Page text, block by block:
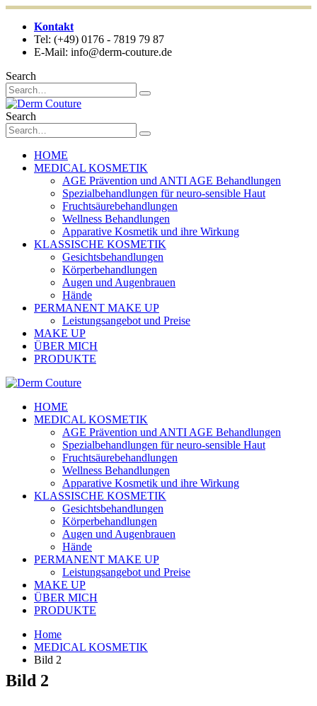
Kontakt
Tel: (+49) 0176 - 7819 79 87
E-Mail: info@derm-couture.de
Search
Search
HOME
MEDICAL KOSMETIK
AGE Prävention und ANTI AGE Behandlungen
Spezialbehandlungen für neuro-sensible Haut
Fruchtsäurebehandlungen
Wellness Behandlungen
Apparative Kosmetik und ihre Wirkung
KLASSISCHE KOSMETIK
Gesichtsbehandlungen
Körperbehandlungen
Augen und Augenbrauen
Hände
PERMANENT MAKE UP
Leistungsangebot und Preise
MAKE UP
ÜBER MICH
PRODUKTE
HOME
MEDICAL KOSMETIK
AGE Prävention und ANTI AGE Behandlungen
Spezialbehandlungen für neuro-sensible Haut
Fruchtsäurebehandlungen
Wellness Behandlungen
Apparative Kosmetik und ihre Wirkung
KLASSISCHE KOSMETIK
Gesichtsbehandlungen
Körperbehandlungen
Augen und Augenbrauen
Hände
PERMANENT MAKE UP
Leistungsangebot und Preise
MAKE UP
ÜBER MICH
PRODUKTE
Home
MEDICAL KOSMETIK
Bild 2
Bild 2